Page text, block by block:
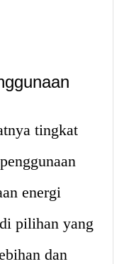
tingkat
energi
pilihan yang
dan